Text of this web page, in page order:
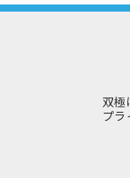
双
プ